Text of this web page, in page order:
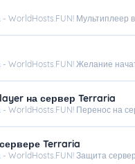
WorldHosts.FUN! Мультиплеер
WorldHosts.FUN! Желание
на сервер Terraria
WorldHosts.FUN! Перенос на
Terraria
WorldHosts.FUN! Защита